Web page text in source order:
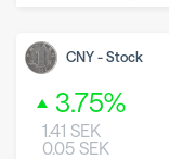
CNY - Stock
3.75%
1.41 SEK
0.05 SEK